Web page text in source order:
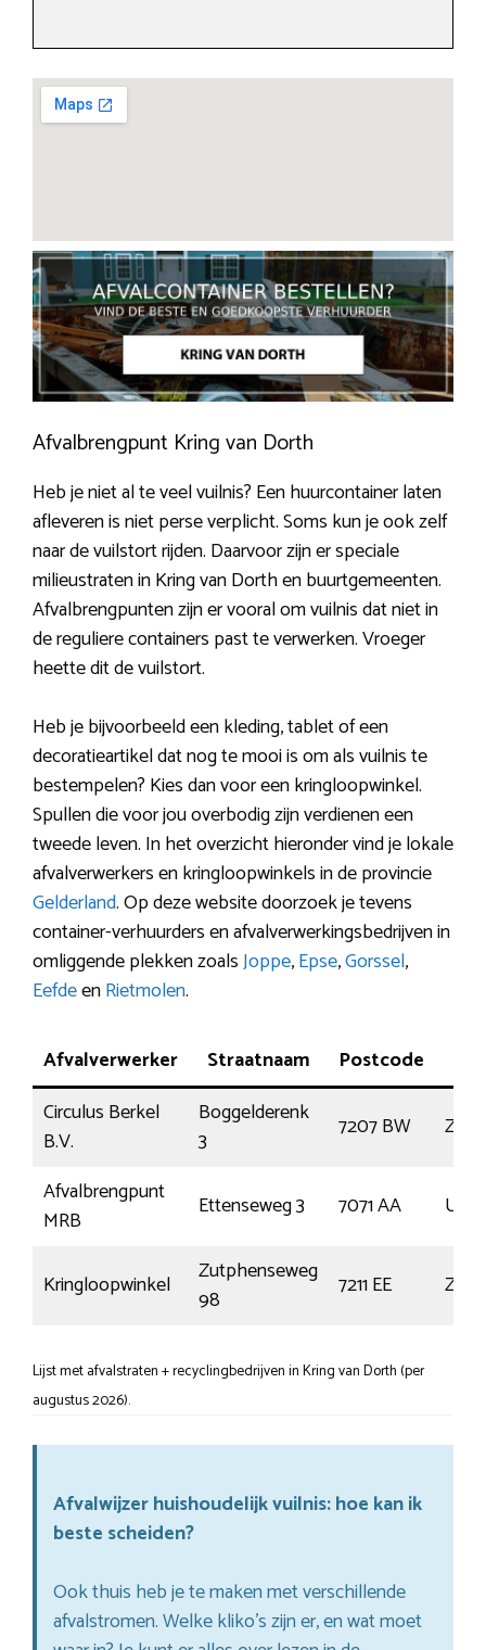
Afvalbrengpunt Kring van Dorth
Heb je niet al te veel vuilnis? Een huurcontainer laten
afleveren is niet perse verplicht. Soms kun je ook zelf
naar de vuilstort rijden. Daarvoor zijn er speciale
milieustraten in Kring van Dorth en buurtgemeenten.
Afvalbrengpunten zijn er vooral om vuilnis dat niet in
de reguliere containers past te verwerken. Vroeger
heette dit de vuilstort.
Heb je bijvoorbeeld een kleding, tablet of een
decoratieartikel dat nog te mooi is om als vuilnis te
bestempelen? Kies dan voor een kringloopwinkel.
Spullen die voor jou overbodig zijn verdienen een
tweede leven. In het overzicht hieronder vind je lokale
afvalverwerkers en kringloopwinkels in de provincie
Gelderland. Op deze website doorzoek je tevens
container-verhuurders en afvalverwerkingsbedrijven in
omliggende plekken zoalsJoppe,Epse,Gorssel,
EefdeenRietmolen.
Afvalverwerker Straatnaam Postcode
Circulus Berkel
B.V.
Boggelderenk
3
7207 BW
Afvalbrengpunt
MRB
Ettenseweg 3 7071 AA Ulft
Kringloopwinkel
Zutphenseweg
98
7211 EE
Lijst met afvalstraten + recyclingbedrijven in Kring van Dorth (per
augustus 2026).
Afvalwijzer huishoudelijk vuilnis: hoe kan ik
beste scheiden?
Ook thuis heb je te maken met verschillende
afvalstromen. Welke kliko’s zijn er, en wat moet